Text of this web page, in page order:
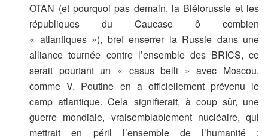
OTAN (et pourquoi pas demain, la Biélorussie et les
républiques du Caucase ô combien
« atlantiques »), bref enserrer la Russie dans une
alliance tournée contre l’ensemble des BRICS, ce
serait pourtant un « casus belli » avec Moscou,
comme V. Poutine en a officiellement prévenu le
camp atlantique. Cela signifierait, à coup sûr, une
guerre mondiale, vraisemblablement nucléaire, qui
mettrait en péril l’ensemble de l’humanité :